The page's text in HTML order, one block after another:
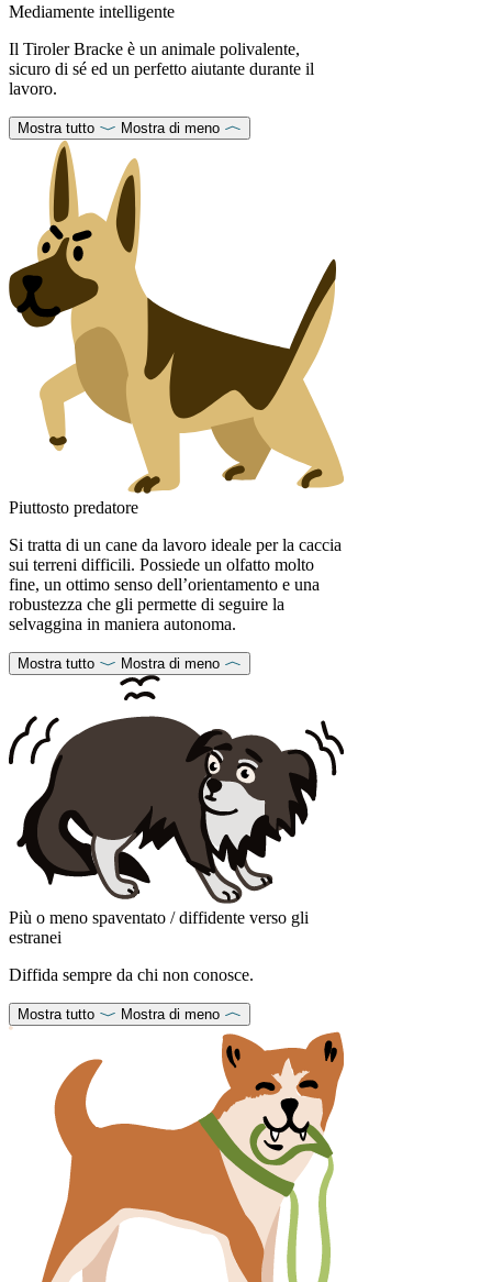
Mediamente intelligente
Il Tiroler Bracke è un animale polivalente,
sicuro di sé ed un perfetto aiutante durante il
lavoro.
Mostra tutto Mostra di meno
Piuttosto predatore
Si tratta di un cane da lavoro ideale per la caccia
sui terreni difficili. Possiede un olfatto molto
fine, un ottimo senso dell’orientamento e una
robustezza che gli permette di seguire la
selvaggina in maniera autonoma.
Mostra tutto Mostra di meno
Più o meno spaventato / diffidente verso gli
estranei
Diffida sempre da chi non conosce.
Mostra tutto Mostra di meno